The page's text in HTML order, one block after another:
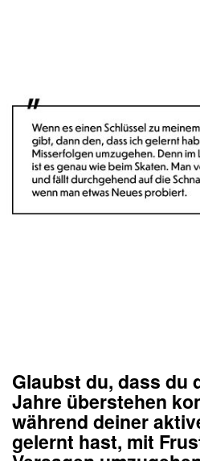
Glaubst du, dass du
Jahre überstehen
während deiner
gelernt hast, mit